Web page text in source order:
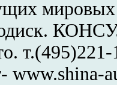
www.shina-